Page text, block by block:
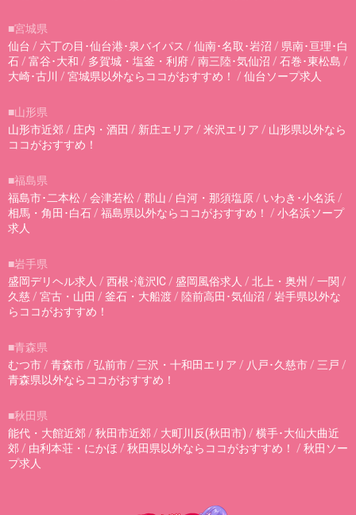
■宮城県
仙台 / 六丁の目･仙台港･泉バイパス / 仙南･名取･岩沼 / 県南･亘理･白
石 / 富谷･大和 / 多賀城・塩釜・利府 / 南三陸･気仙沼 / 石巻･東松島 /
大崎･古川
/ 宮城県以外ならココがおすすめ！ / 仙台ソープ求人
■山形県
山形市近郊 / 庄内・酒田 / 新庄エリア / 米沢エリア / 山形県以外なら
ココがおすすめ！
■福島県
福島市･二本松 / 会津若松 / 郡山 / 白河・那須塩原 / いわき･小名浜 /
相馬・角田･白石 / 福島県以外ならココがおすすめ！ / 小名浜ソープ
求人
■岩手県
盛岡デリヘル求人 / 西根･滝沢IC / 盛岡風俗求人 / 北上・奥州 / 一関 /
久慈 / 宮古・山田 / 釜石・大船渡 / 陸前高田･気仙沼 / 岩手県以外な
らココがおすすめ！
■青森県
むつ市 / 青森市 / 弘前市 / 三沢・十和田エリア / 八戸･久慈市 / 三戸 /
青森県以外ならココがおすすめ！
■秋田県
能代・大館近郊 / 秋田市近郊 / 大町川反(秋田市) / 横手･大仙大曲近
郊 / 由利本荘・にかほ / 秋田県以外ならココがおすすめ！ / 秋田ソー
プ求人